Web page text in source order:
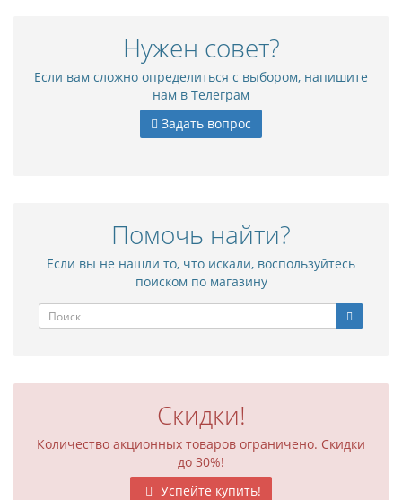
Нужен совет?
Если вам сложно определиться с выбором, напишите
нам в Телеграм
Задать вопрос
Помочь найти?
Если вы не нашли то, что искали, воспользуйтесь
поиском по магазину
Скидки!
Количество акционных товаров ограничено. Скидки
до 30%!
Успейте купить!